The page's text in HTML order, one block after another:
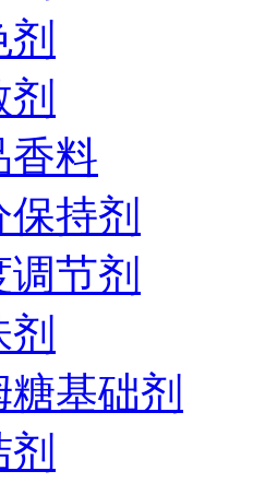
香料
持剂
节剂
糖基础剂